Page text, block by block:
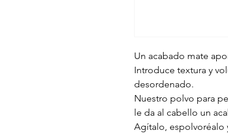
Un acabado mate
Introduce textura y
desordenado.
Nuestro polvo para
le da al cabello un
Agítalo, espolvoréalo